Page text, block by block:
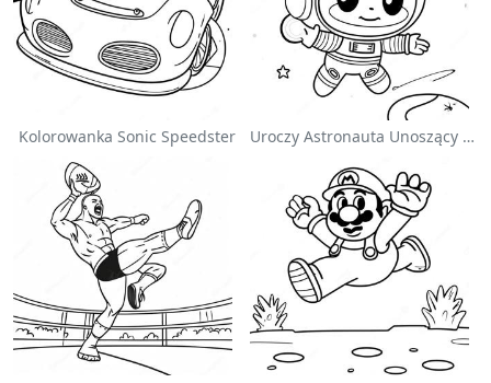
Kolorowanka Sonic Speedster Uroczy Astronauta Unoszący Się W Kosmosie - Kolorowanka